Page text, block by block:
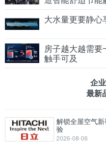
大水量更要静
房子越大越需要
触手可及
企
最新
解锁全屋空气
验
2026-08-06